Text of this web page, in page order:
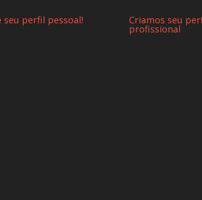
seu perfil pessoal! Criamos seu
profissional